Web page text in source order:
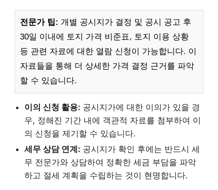
전문가 팁: 개별 공시지가 결정 및 공시 공고 후
30일 이내에 토지 가격 비준표, 토지 이용 상황
등 관련 자료에 대한 열람 신청이 가능합니다. 이
자료들을 통해 더 상세한 가격 결정 근거를 파악
할 수 있습니다.
이의 신청 활용: 공시지가에 대한 이의가 있을 경
우, 정해진 기간 내에 객관적 자료를 첨부하여 이
의 신청을 제기할 수 있습니다.
세무 상담 연계: 공시지가 확인 후에는 반드시 세
무 전문가와 상담하여 정확한 세금 부담을 파악
하고 절세 계획을 수립하는 것이 현명합니다.